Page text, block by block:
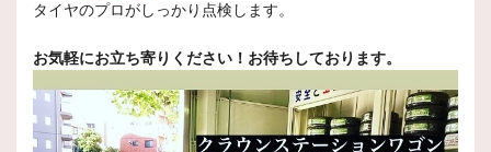
タイヤのプロがしっかり点検します。
お気軽にお立ち寄りください！お待ちしております。